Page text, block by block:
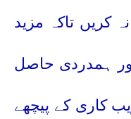
کریں تاکہ مزید
ہمدردی حاصل
کاری کے پیچھے